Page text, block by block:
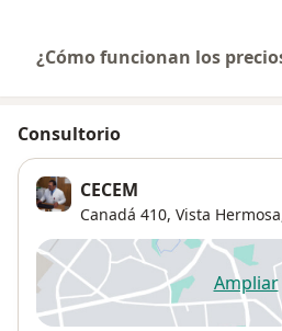
¿Cómo funcionan los
Consultorio
CECEM
Canadá 410, Vista Hermosa
Ampliar
se